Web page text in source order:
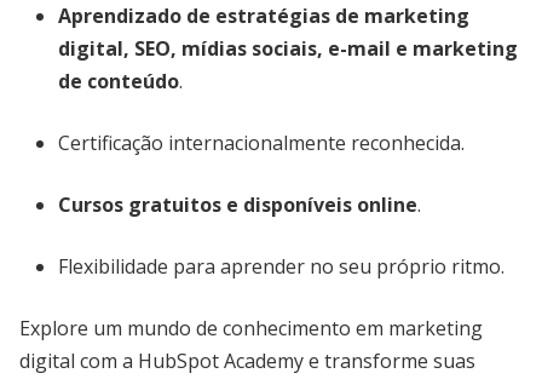
Aprendizado de estratégias de marketing
digital, SEO, mídias sociais, e-mail e marketing
de conteúdo.
Certificação internacionalmente reconhecida.
Cursos gratuitos e disponíveis online.
Flexibilidade para aprender no seu próprio ritmo.
Explore um mundo de conhecimento em marketing
digital com a HubSpot Academy e transforme suas